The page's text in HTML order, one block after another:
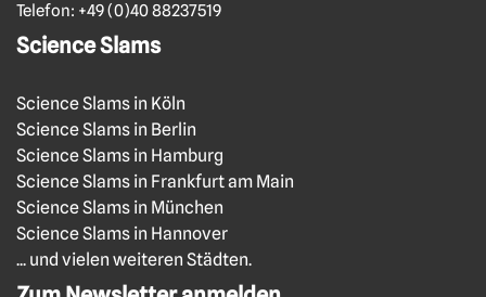
Telefon: +49 (0)40 88237519
Science Slams
Science Slams in Köln
Science Slams in Berlin
Science Slams in Hamburg
Science Slams in Frankfurt am Main
Science Slams in München
Science Slams in Hannover
... und vielen weiteren Städten.